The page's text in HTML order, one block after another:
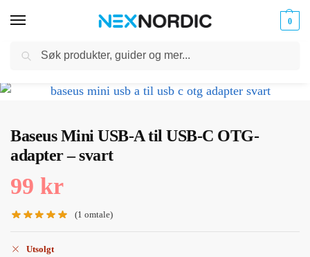
0
til
Kabler
Baseus Mini USB-A til USB-C OTG-
adapter – svart
99 kr
(1 omtale)
Utsolgt